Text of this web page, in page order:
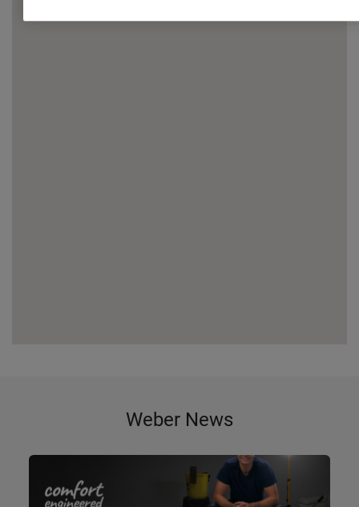
Weber News